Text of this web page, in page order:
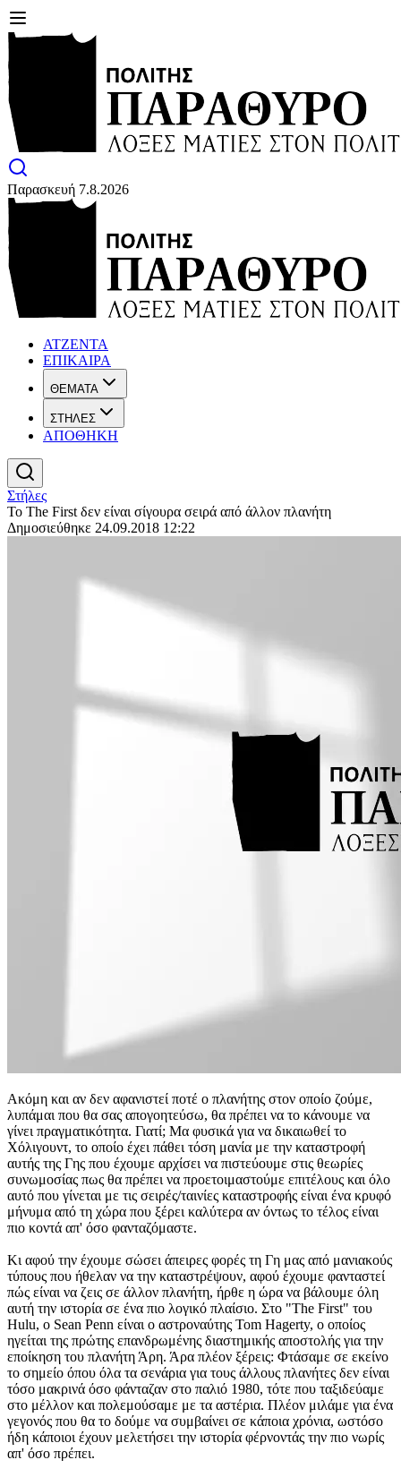
Παρασκευή 7.8.2026
ΑΤΖΕΝΤΑ
ΕΠΙΚΑΙΡΑ
ΘΕΜΑΤΑ
ΣΤΗΛΕΣ
ΑΠΟΘΗΚΗ
Στήλες
Το The First δεν είναι σίγουρα σειρά από άλλον πλανήτη
Δημοσιεύθηκε 24.09.2018 12:22
Ακόμη και αν δεν αφανιστεί ποτέ ο πλανήτης στον οποίο ζούμε,
λυπάμαι που θα σας απογοητεύσω, θα πρέπει να το κάνουμε να
γίνει πραγματικότητα. Γιατί; Μα φυσικά για να δικαιωθεί το
Χόλιγουντ, το οποίο έχει πάθει τόση μανία με την καταστροφή
αυτής της Γης που έχουμε αρχίσει να πιστεύουμε στις θεωρίες
συνωμοσίας πως θα πρέπει να προετοιμαστούμε επιτέλους και όλο
αυτό που γίνεται με τις σειρές/ταινίες καταστροφής είναι ένα κρυφό
μήνυμα από τη χώρα που ξέρει καλύτερα αν όντως το τέλος είναι
πιο κοντά απ' όσο φανταζόμαστε.
Κι αφού την έχουμε σώσει άπειρες φορές τη Γη μας από μανιακούς
τύπους που ήθελαν να την καταστρέψουν, αφού έχουμε φανταστεί
πώς είναι να ζεις σε άλλον πλανήτη, ήρθε η ώρα να βάλουμε όλη
αυτή την ιστορία σε ένα πιο λογικό πλαίσιο. Στο "The First" του
Hulu, ο Sean Penn είναι ο αστροναύτης Tom Hagerty, ο οποίος
ηγείται της πρώτης επανδρωμένης διαστημικής αποστολής για την
εποίκηση του πλανήτη Άρη. Άρα πλέον ξέρεις: Φτάσαμε σε εκείνο
το σημείο όπου όλα τα σενάρια για τους άλλους πλανήτες δεν είναι
τόσο μακρινά όσο φάνταζαν στο παλιό 1980, τότε που ταξιδεύαμε
στο μέλλον και πολεμούσαμε με τα αστέρια. Πλέον μιλάμε για ένα
γεγονός που θα το δούμε να συμβαίνει σε κάποια χρόνια, ωστόσο
ήδη κάποιοι έχουν μελετήσει την ιστορία φέρνοντάς την πιο νωρίς
απ' όσο πρέπει.